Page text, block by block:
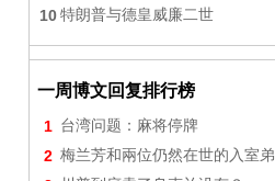
10 特朗普与德皇威廉二世
一周博文回复排行榜
1 台湾问题：麻将停牌
2 梅兰芳和兩位仍然在世的入室弟